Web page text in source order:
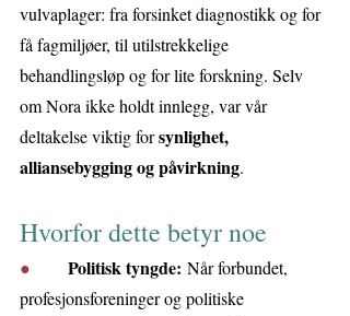
vulvaplager: fra forsinket diagnostikk og for
få fagmiljøer, til utilstrekkelige
behandlingsløp og for lite forskning. Selv
om Nora ikke holdt innlegg, var vår
deltakelse viktig for synlighet,
alliansebygging og påvirkning.
Hvorfor dette betyr noe
● Politisk tyngde: Når forbundet,
profesjonsforeninger og politiske